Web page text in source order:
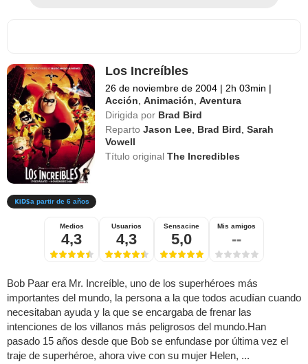
Los Increíbles
26 de noviembre de 2004 | 2h 03min |
Acción ,Animación ,Aventura
Dirigida por Brad Bird
Reparto Jason Lee Brad Bird ,Sarah
Vowell
Título originalThe Incredibles
a partir de 6 años
Medios
4,3
Usuarios
4,3
Sensacine
5,0
Mis amigos
--
Bob Paar era Mr. Increíble, uno de los superhéroes más
importantes del mundo, la persona a la que todos acudían cuando
necesitaban ayuda y la que se encargaba de frenar las
intenciones de los villanos más peligrosos del mundo.Han
pasado 15 años desde que Bob se enfundase por última vez el
traje de superhéroe, ahora vive con su mujer Helen, ...